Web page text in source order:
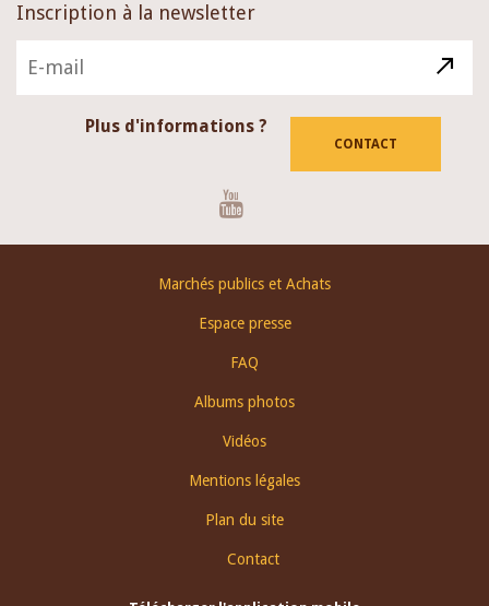
Inscription à la newsletter
Plus d'informations ?
CONTACT
Marchés publics et Achats
Espace presse
FAQ
Albums photos
Vidéos
Mentions légales
Plan du site
Contact